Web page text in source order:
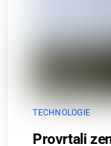
TECHNOLOGIE
Provrtali